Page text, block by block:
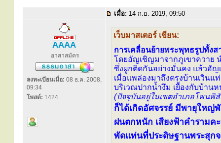
เมื่อ: 14 ก.ย. 2019, 09:50
AAAA
อาสาสมัคร
ลงทะเบียนเมื่อ: 08 ธ.ค. 2008,
09:34
โพสต์: 1424
เว็บมาสเตอร์ เขียน:
การเคลื่อนย้ายพระพุทธรูปทั้งส
โดยอัญเชิญมาจากภูเขาควาย
ซึ่งผูกติดกันอย่างมั่นคง แล้วอั
เมื่อแพล่องมาถึงตรงบ้านเวิน
บริเวณปากน้ำงึม เยื้องกับบ้าน
(ปัจจุบันอยู่ในเขตอำเภอโพนพิ
ก็ได้เกิดอัศจรรย์ มีพายุใหญ่
ฝนตกหนัก เสียงฟ้าคำรามค
พัดแท่นที่ประดิษฐานพระสุก